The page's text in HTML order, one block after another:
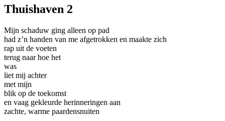
Thuishaven 2
Mijn schaduw ging alleen op pad
had z’n handen van me afgetrokken en maakte zich
rap uit de voeten
terug naar hoe het
was
liet mij achter
met mijn
blik op de toekomst
en vaag gekleurde herinneringen aan
zachte, warme paardensnuiten